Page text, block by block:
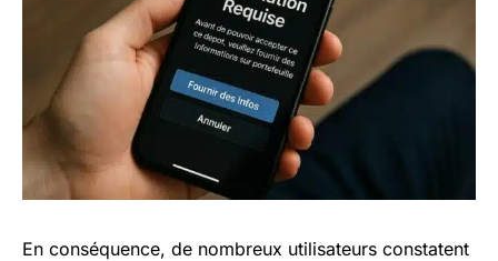
En conséquence, de nombreux utilisateurs constatent